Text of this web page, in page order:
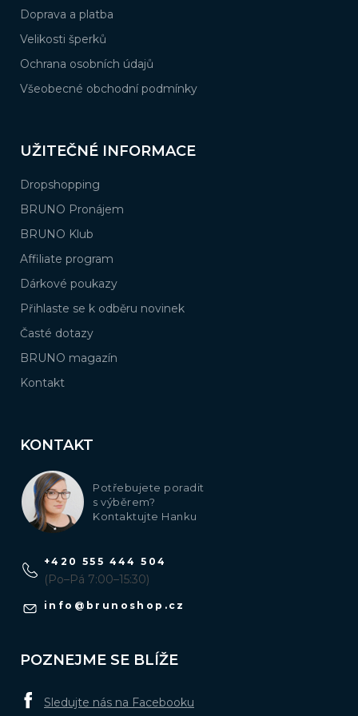
Doprava a platba
Velikosti šperků
Ochrana osobních údajů
Všeobecné obchodní podmínky
UŽITEČNÉ INFORMACE
Dropshopping
BRUNO Pronájem
BRUNO Klub
Affiliate program
Dárkové poukazy
Přihlaste se k odběru novinek
Časté dotazy
BRUNO magazín
Kontakt
KONTAKT
Potřebujete poradit
s výběrem?
Kontaktujte Hanku
info @ brunoshop.cz
+420 555 444 504
(Po–Pá 7:00–15:30)
POZNEJME SE BLÍŽE
Sledujte nás na Facebooku